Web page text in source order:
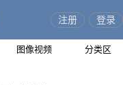
图像视频 分类区
注册 登录